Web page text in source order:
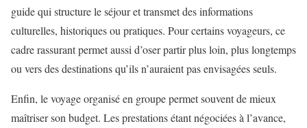
guide qui structure le séjour et transmet des informations
culturelles, historiques ou pratiques. Pour certains voyageurs, ce
cadre rassurant permet aussi d’oser partir plus loin, plus longtemps
ou vers des destinations qu’ils n’auraient pas envisagées seuls.
Enfin, le voyage organisé en groupe permet souvent de mieux
maîtriser son budget. Les prestations étant négociées à l’avance,